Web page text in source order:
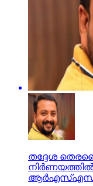
തദ്ദേശ
നിര്‍ണയത്തില്‍
ആര്‍എസ്എസ്